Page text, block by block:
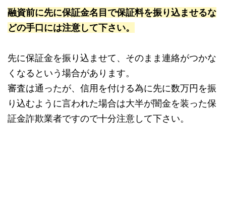
融資前に先に保証金名目で保証料を振り込ませるな
どの手口には注意して下さい。
先に保証金を振り込ませて、そのまま連絡がつかな
くなるという場合があります。
審査は通ったが、信用を付ける為に先に数万円を振
り込むように言われた場合は大半が闇金を装った保
証金詐欺業者ですので十分注意して下さい。